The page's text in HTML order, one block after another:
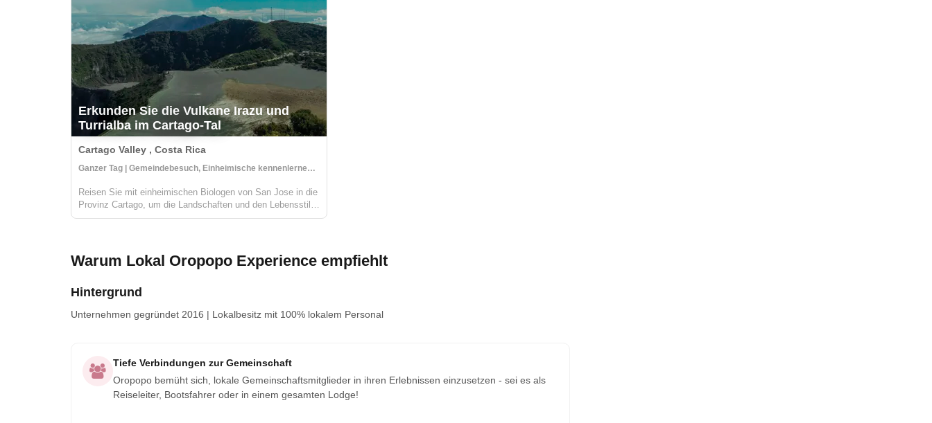
Erkunden Sie die Vulkane Irazu und
Turrialba im Cartago-Tal
Cartago Valley , Costa Rica
Ganzer Tag | Gemeindebesuch, Einheimische kennenlernen, Historische Stätten
Reisen Sie mit einheimischen Biologen von San Jose in die
Provinz Cartago, um die Landschaften und den Lebensstil
auf dem Land am Fuße zweier unglaublicher Vulkane zu
Warum Lokal Oropopo Experience empfiehlt
Hintergrund
Unternehmen gegründet 2016 | Lokalbesitz mit 100% lokalem Personal
Tiefe Verbindungen zur Gemeinschaft
Oropopo bemüht sich, lokale Gemeinschaftsmitglieder in ihren Erlebnissen einzusetzen - sei es als
Reiseleiter, Bootsfahrer oder in einem gesamten Lodge!